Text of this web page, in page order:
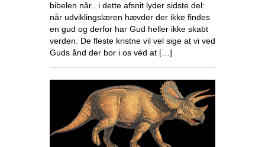
bibelen når.. i dette afsnit lyder sidste del:
når udviklingslæren hævder der ikke findes
en gud og derfor har Gud heller ikke skabt
verden. De fleste kristne vil vel sige at vi ved
Guds ånd der bor i os véd at […]